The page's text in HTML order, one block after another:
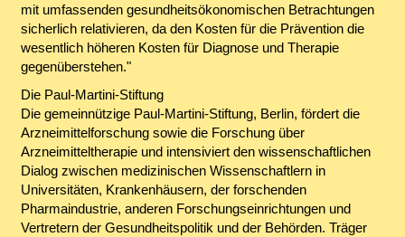
mit umfassenden gesundheitsökonomischen Betrachtungen
sicherlich relativieren, da den Kosten für die Prävention die
wesentlich höheren Kosten für Diagnose und Therapie
gegenüberstehen."
Die Paul-Martini-Stiftung
Die gemeinnützige Paul-Martini-Stiftung, Berlin, fördert die
Arzneimittelforschung sowie die Forschung über
Arzneimitteltherapie und intensiviert den wissenschaftlichen
Dialog zwischen medizinischen Wissenschaftlern in
Universitäten, Krankenhäusern, der forschenden
Pharmaindustrie, anderen Forschungseinrichtungen und
Vertretern der Gesundheitspolitik und der Behörden. Träger